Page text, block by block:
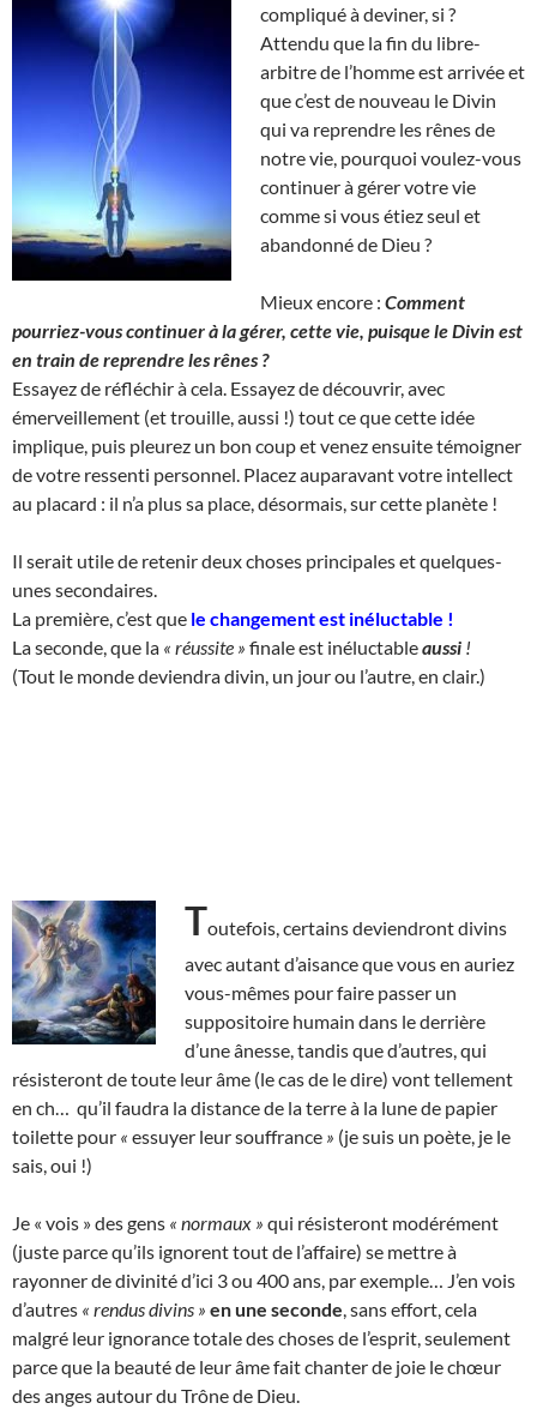
compliqué à deviner, si ?
Attendu que la fin du libre-
arbitre de l’homme est arrivée et
que c’est de nouveau le Divin
qui va reprendre les rênes de
notre vie, pourquoi voulez-vous
continuer à gérer votre vie
comme si vous étiez seul et
abandonné de Dieu ?
Mieux encore : Comment
pourriez-vous continuer à la gérer, cette vie, puisque le Divin est
en train de reprendre les rênes ?
Essayez de réfléchir à cela. Essayez de découvrir, avec
émerveillement (et trouille, aussi !) tout ce que cette idée
implique, puis pleurez un bon coup et venez ensuite témoigner
de votre ressenti personnel. Placez auparavant votre intellect
au placard : il n’a plus sa place, désormais, sur cette planète !
Il serait utile de retenir deux choses principales et quelques-
unes secondaires.
La première, c’est que le changement est inéluctable !
La seconde, que la « réussite » finale est inéluctableaussi !
(Tout le monde deviendra divin, un jour ou l’autre, en clair.)
Toutefois, certains deviendront divins
avec autant d’aisance que vous en auriez
vous-mêmes pour faire passer un
suppositoire humain dans le derrière
d’une ânesse, tandis que d’autres, qui
résisteront de toute leur âme (le cas de le dire) vont tellement
en ch… qu’il faudra la distance de la terre à la lune de papier
toilette pour « essuyer leur souffrance » (je suis un poète, je le
sais, oui !)
Je « vois » des gens « normaux » qui résisteront modérément
(juste parce qu’ils ignorent tout de l’affaire) se mettre à
rayonner de divinité d’ici 3 ou 400 ans, par exemple… J’en vois
d’autres « rendus divins » en une seconde , sans effort, cela
malgré leur ignorance totale des choses de l’esprit, seulement
parce que la beauté de leur âme fait chanter de joie le chœur
des anges autour du Trône de Dieu.